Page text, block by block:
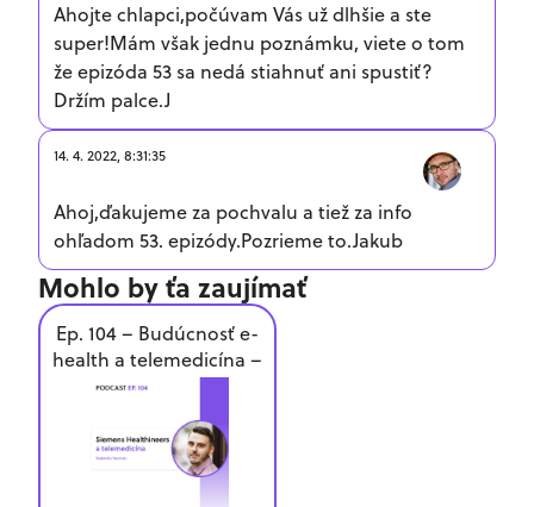
Ahojte chlapci,počúvam Vás už dlhšie a ste
super!Mám však jednu poznámku, viete o tom
že epizóda 53 sa nedá stiahnuť ani spustiť?
Držím palce.J
14. 4. 2022, 8:31:35
Ahoj,ďakujeme za pochvalu a tiež za info
ohľadom 53. epizódy.Pozrieme to.Jakub
Mohlo by ťa zaujímať
Ep. 104 – Budúcnosť e-
health a telemedicína –
Szabolcs Tacman